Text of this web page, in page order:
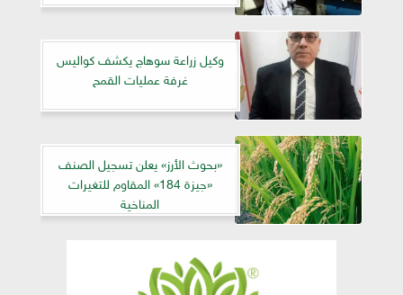
وكيل زراعة سوهاج يكشف كواليس
غرفة عمليات القمح
«بحوث الأرز» يعلن تسجيل الصنف
«جيزة 184» المقاوم للتغيرات
المناخية